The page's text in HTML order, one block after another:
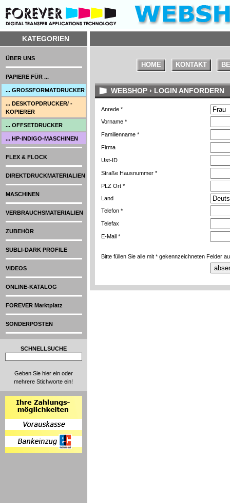
KATEGORIEN
SCHNELLSUCHE
Geben Sie hier ein oder
mehrere Stichworte ein!
HOME KONTAKT
WEBSHOP › LOGIN ANFORDERN
Anrede *
Vorname *
Familienname *
Firma
Ust-ID
Straße Hausnummer *
PLZ Ort *
Land
Telefon *
Telefax
E-Mail *
Bitte füllen Sie alle mit * gekennzeichneten Felder
ÜBER UNS
PAPIERE FÜR ...
... GROSSFORMATDRUCKER
... DESKTOPDRUCKER/ -
KOPIERER
... OFFSETDRUCKER
... HP-INDIGO-MASCHINEN
FLEX & FLOCK
DIREKTDRUCKMATERIALIEN
MASCHINEN
VERBRAUCHSMATERIALIEN
ZUBEHÖR
SUBLI-DARK PROFILE
VIDEOS
ONLINE-KATALOG
FOREVER Marktplatz
SONDERPOSTEN